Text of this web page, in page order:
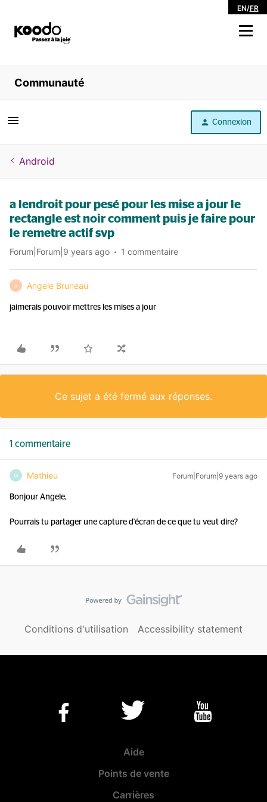
EN/FR
Magasiner
Libre service
Aide
Communauté
Connexion
Android
a lendroit pour pesé pour les mise a jour le
rectangle est noir comment puis je faire pour
le remetre actif svp
Forum|Forum|9 years ago 1 commentaire
A Angele Bruneau
jaimerais pouvoir mettres les mises a jour
Ce sujet a été fermé aux réponses.
1 commentaire
M Mathieu Forum|Forum|9 years ago
Bonjour Angele,
Pourrais tu partager une capture d'écran de ce que tu veut dire?
Conditions d'utilisation Accessibility statement
Aide
Points de vente
Carrières